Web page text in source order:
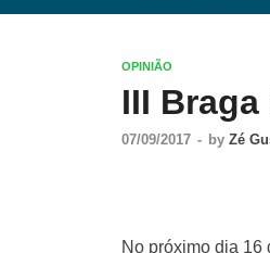
OPINIÃO
III
07/09/2017 - by Zé
No próximo dia 16